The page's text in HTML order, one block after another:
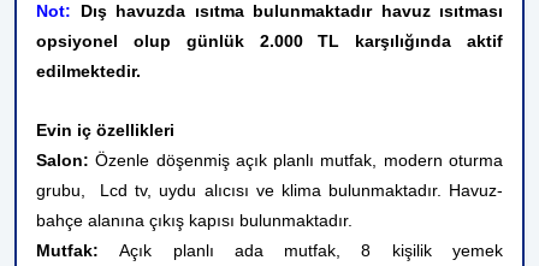
Not: Dış havuzda ısıtma bulunmaktadır havuz ısıtması
opsiyonel olup günlük 2.000 TL karşılığında aktif
edilmektedir.
Evin iç özellikleri
Salon: Özenle döşenmiş açık planlı mutfak, modern oturma
grubu, Lcd tv, uydu alıcısı ve klima bulunmaktadır. Havuz-
bahçe alanına çıkış kapısı bulunmaktadır.
Mutfak: Açık planlı ada mutfak, 8 kişilik yemek